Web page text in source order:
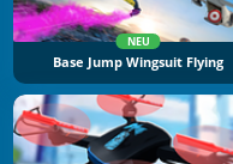
NEU
Base Jump Wingsuit Flying